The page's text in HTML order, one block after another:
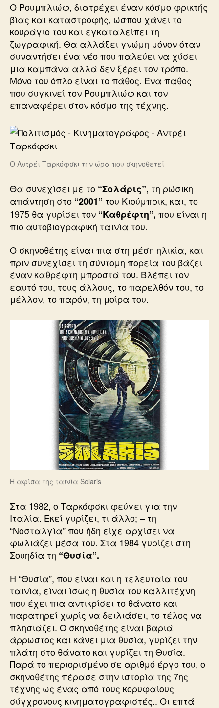
Ο Ρουμπλιώφ, διατρέχει έναν κόσμο φρικτής
βίας και καταστροφής, ώσπου χάνει το
κουράγιο του και εγκαταλείπει τη
ζωγραφική. Θα αλλάξει γνώμη μόνον όταν
συναντήσει ένα νέο που παλεύει να χύσει
μια καμπάνα αλλά δεν ξέρει τον τρόπο.
Μόνο του όπλο είναι το πάθος. Ένα πάθος
που συγκινεί τον Ρουμπλιώφ και τον
επαναφέρει στον κόσμο της τέχνης.
Ο Αντρέι Ταρκόφσκι την ώρα που σκηνοθετεί
Θα συνεχίσει με το “Σολάρις”, τη ρώσικη
απάντηση στο “2001” του Κιούμπρικ, και, το
1975 θα γυρίσει τον “Καθρέφτη”, που είναι η
πιο αυτοβιογραφική ταινία του.
Ο σκηνοθέτης είναι πια στη μέση ηλικία, και
πριν συνεχίσει τη σύντομη πορεία του βάζει
έναν καθρέφτη μπροστά του. Βλέπει τον
εαυτό του, τους άλλους, το παρελθόν του, το
μέλλον, το παρόν, τη μοίρα του.
Η αφίσα της ταινία Solaris
Στα 1982, ο Ταρκόφσκι φεύγει για την
Ιταλία. Εκεί γυρίζει, τι άλλο; – τη
“Νοσταλγία” που ήδη είχε αρχίσει να
φωλιάζει μέσα του. Στα 1984 γυρίζει στη
Σουηδία τη “Θυσία”.
Η “Θυσία”, που είναι και η τελευταία του
ταινία, είναι ίσως η θυσία του καλλιτέχνη
που έχει πια αντικρίσει το θάνατο και
παρατηρεί χωρίς να δειλιάσει, το τέλος να
πλησιάζει. Ο σκηνοθέτης είναι βαριά
άρρωστος και κάνει μια θυσία, γυρίζει την
πλάτη στο θάνατο και γυρίζει τη Θυσία.
Παρά το περιορισμένο σε αριθμό έργο του, ο
σκηνοθέτης πέρασε στην ιστορία της 7ης
τέχνης ως ένας από τους κορυφαίους
σύγχρονους κινηματογραφιστές.. Οι επτά